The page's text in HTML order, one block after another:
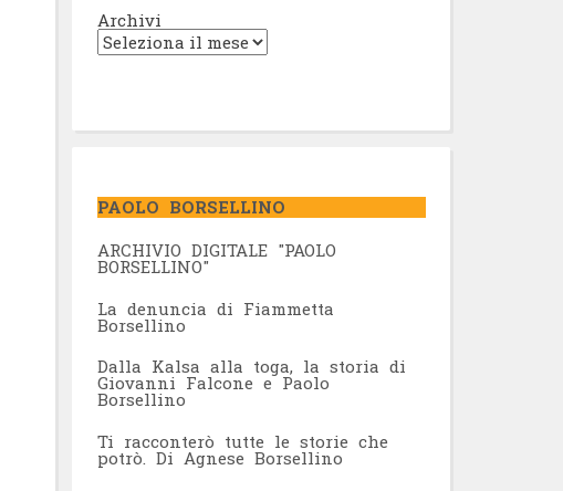
Archivi
PAOLO BORSELLINO
ARCHIVIO DIGITALE "PAOLO
BORSELLINO"
La denuncia di Fiammetta
Borsellino
Dalla Kalsa alla toga, la storia di
Giovanni Falcone e Paolo
Borsellino
Ti racconterò tutte le storie che
potrò. Di Agnese Borsellino